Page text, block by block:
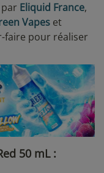
Eliquid France,
Vapes et
faire pour réaliser
50 mL :